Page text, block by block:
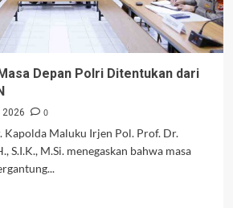
Depan Polri Ditentukan dari
0
Kapolda Maluku Irjen Pol. Prof. Dr.
S.I.K., M.Si. menegaskan bahwa masa